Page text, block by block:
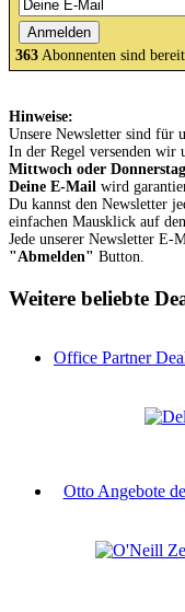
363 Abonnenten sind
Hinweise:
Unsere Newsletter sind für
In der Regel versenden wir
Mittwoch oder
Deine E-Mail wird
Du kannst den Newsletter
einfachen Mausklick auf den
Jede unserer Newsletter E-
"Abmelden" Button.
Weitere beliebte
Office Partner
Otto Angebote